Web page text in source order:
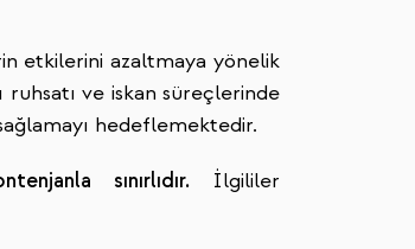
etkilerini azaltmaya yönelik
ve iskan süreçlerinde
hedeflemektedir.
sınırlıdır. İlgililer